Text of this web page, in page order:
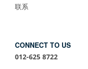
联系
CONNECT TO US
012-625 8722